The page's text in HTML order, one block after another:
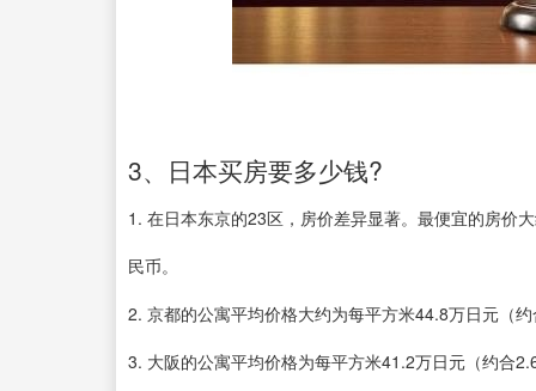
3、日本买房要多少钱?
1. 在日本东京的23区，房价差异显著。最便宜的房价
民币。
2. 京都的公寓平均价格大约为每平方米44.8万日元（
3. 大阪的公寓平均价格为每平方米41.2万日元（约合